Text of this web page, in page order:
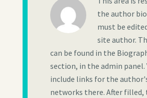
the author
must be
site author.
can be found in the
section, in the admin panel.
include links for the
networks there. After filled,